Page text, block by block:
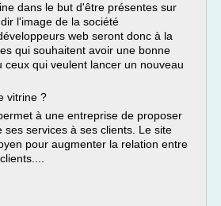
dans le but d'être présentes sur
l'image de la société
web seront donc à la
qui souhaitent avoir une bonne
ceux qui veulent lancer un nouveau
vitrine ?
à une entreprise de proposer
ses services à ses clients. Le site
pour augmenter la relation entre